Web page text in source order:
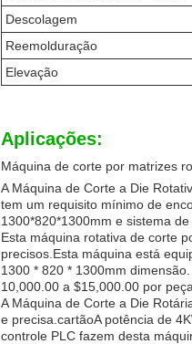
Descolagem
Reemolduração
Elevação
Aplicações:
Máquina de corte por matrizes
A Máquina de Corte a Die
tem um requisito mínimo de
1300*820*1300mm e sistema
Esta máquina rotativa de corte
precisos.Esta máquina está
1300 * 820 * 1300mm
10,000.00 a $15,000.00 por
A Máquina de Corte a Die
e precisa.cartãoA potência de
controle PLC fazem desta